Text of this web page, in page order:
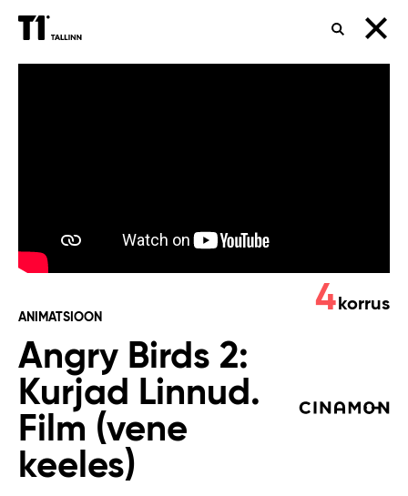
OTSING
Linnud.
Film
keeles)
ANIMATSIOON
Angry Birds 2:
Kurjad Linnud.
Film (vene
keeles)
4 korrus